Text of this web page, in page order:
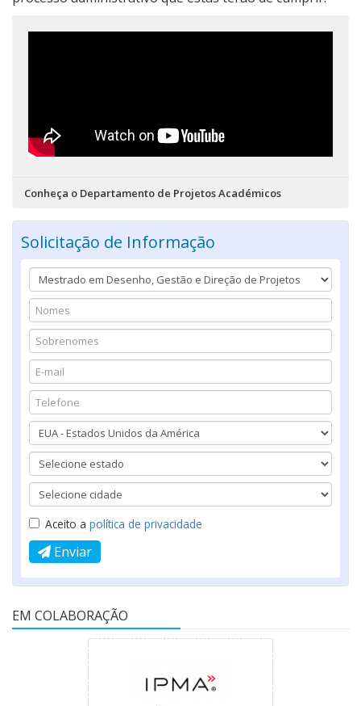
Conheça o Departamento de Projetos Académicos
Solicitação de Informação
Aceito a política de privacidade
Enviar
EM COLABORAÇÃO